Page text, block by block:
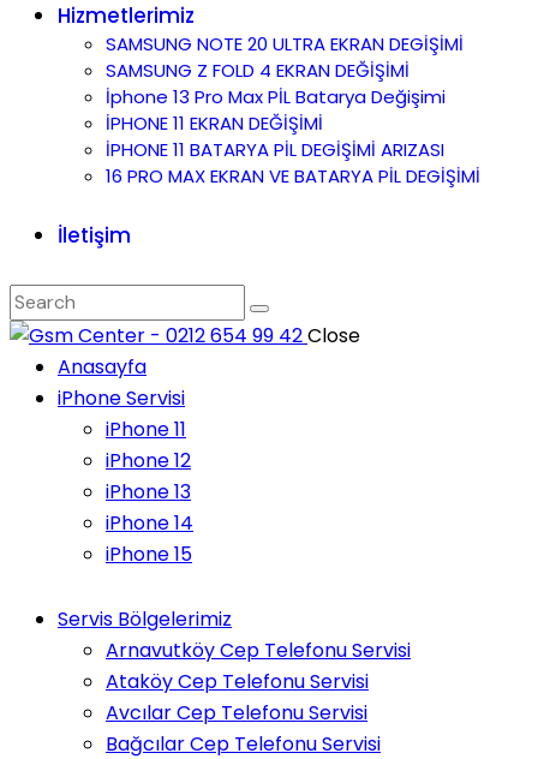
Hizmetlerimiz
SAMSUNG NOTE 20 ULTRA EKRAN DEGİŞİMİ
SAMSUNG Z FOLD 4 EKRAN DEĞİŞİMİ
İphone 13 Pro Max PİL Batarya Değişimi
İPHONE 11 EKRAN DEĞİŞİMİ
İPHONE 11 BATARYA PİL DEGİŞİMİ ARIZASI
16 PRO MAX EKRAN VE BATARYA PİL DEGİŞİMİ
İletişim
Close
Anasayfa
iPhone Servisi
iPhone 11
iPhone 12
iPhone 13
iPhone 14
iPhone 15
Servis Bölgelerimiz
Arnavutköy Cep Telefonu Servisi
Ataköy Cep Telefonu Servisi
Avcılar Cep Telefonu Servisi
Bağcılar Cep Telefonu Servisi